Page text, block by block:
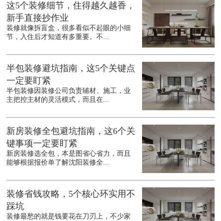
这5个装修细节，住得越久越香，
新手直接抄作业
装修就像拆盲盒，很多看似不起眼的小细
节，入住后才知道有多重要。不...
半包装修避坑指南，这5个关键点
一定要盯紧
半包装修因装修公司负责辅材、施工，业
主把控主材的灵活模式，而且在...
新房装修全包避坑指南，这6个关
键事项一定要盯紧
新房装修选全包，本是图省心省力，而且
能够根据报价单了解沈阳装修全...
装修省钱攻略，5个核心环实用不
踩坑
装修最愁的就是钱要花在刀刃上，不少家